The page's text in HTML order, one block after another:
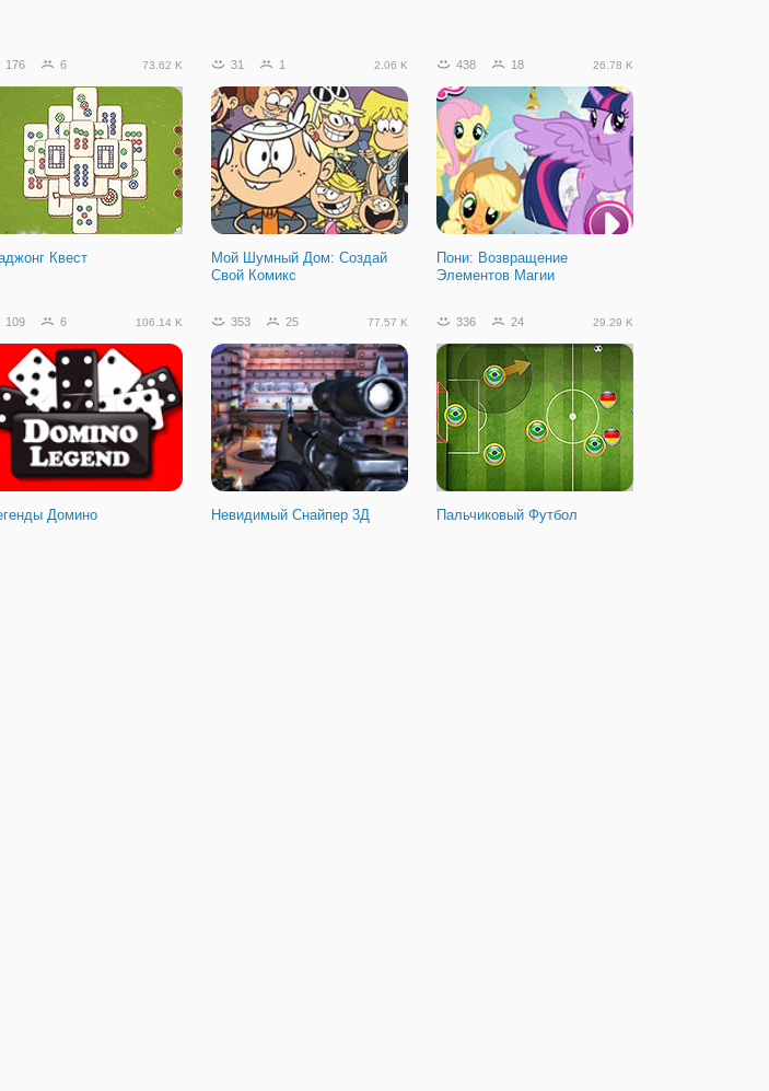
176 6 73.62 K
Квест
31 1 2.06 K
Мой Шумный Дом: Создай
Свой Комикс
438 18 26.78 K
Пони: Возвращение
Элементов Магии
109 6 106.14 K
Домино
353 25 77.57 K
Невидимый Снайпер 3Д
336 24 29.29 K
Пальчиковый Футбол